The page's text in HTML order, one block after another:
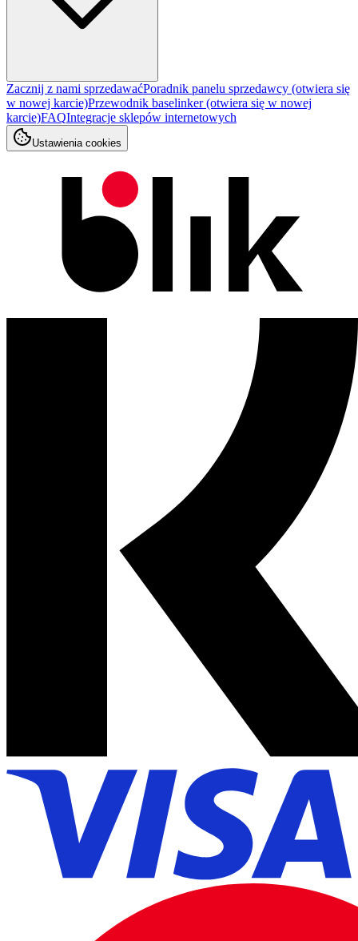
Zacznij z nami sprzedawaćPoradnik panelu sprzedawcy (otwiera się
w nowej karcie)Przewodnik baselinker(otwiera się w nowej
karcie)FAQIntegracje sklepów internetowych
Ustawienia cookies